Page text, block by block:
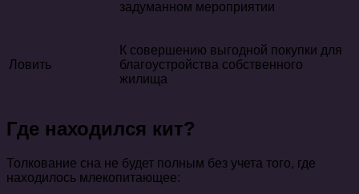
задуманном мероприятии
Ловить
К совершению выгодной покупки для
благоустройства собственного
жилища
Где находился кит?
Толкование сна не будет полным без учета того, где
находилось млекопитающее: